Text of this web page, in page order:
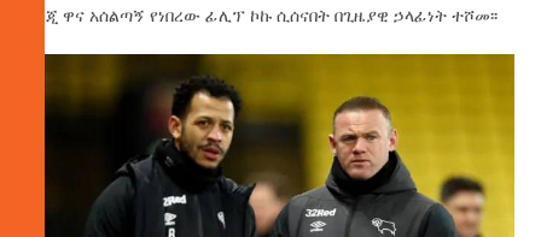
እንጂ ዋና አሰልጣኝ የነበረው ፊሊፕ ኮኩ ሲሰናበት በጊዜያዊ ኃላፊነት ተሾመ፡፡